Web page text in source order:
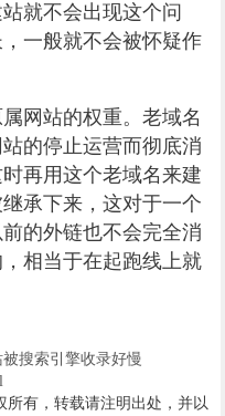
就不会出现这个问
一般就不会被怀疑作
网站的权重。老域名
的停止运营而彻底消
再用这个老域名来建
承下来，这对于一个
的外链也不会完全消
相当于在起跑线上就
搜索引擎收录好慢
所有，转载请注明出处，并以